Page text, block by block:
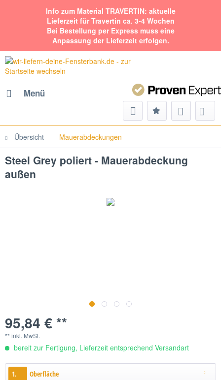
Info zum Material TRAVERTIN: aktuelle
Lieferzeit für Travertin ca. 3-4 Wochen
Bei Bestellung per Express muss eine
Anpassung der Lieferzeit erfolgen.
Menü
Übersicht Mauerabdeckungen
Steel Grey poliert - Mauerabdeckung
außen
95,84 € **
** inkl. MwSt.
bereit zur Fertigung, Lieferzeit entsprechend Versandart
1. Oberfläche